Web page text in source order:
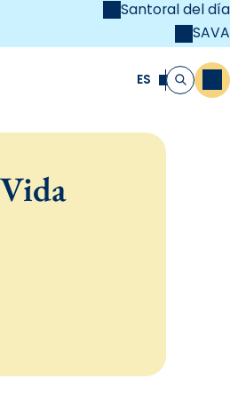
Santoral del día
SAVA
ES Buscar